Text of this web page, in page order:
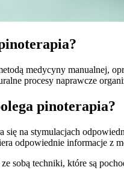
medycyny manualnej,
procesy naprawcze
pinoterapia?
się na stymulacjach
odpowiednie informacje z
ze sobą techniki, które są